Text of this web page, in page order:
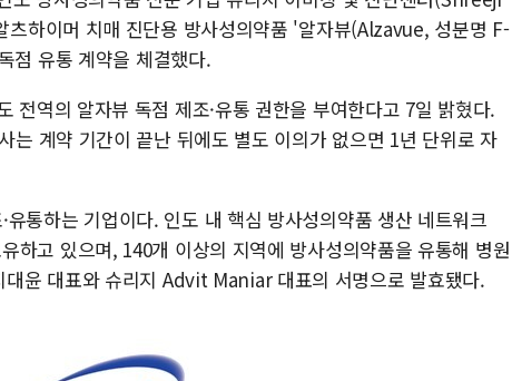
이머 치매 진단용 방사성의약품 '알자뷰(Alzavue, 성분명 F-
점 유통 계약을 체결했다.
전역의 알자뷰 독점 제조·유통 권한을 부여한다고 7일 밝혔다.
는 계약 기간이 끝난 뒤에도 별도 이의가 없으면 1년 단위로 자
통하는 기업이다. 인도 내 핵심 방사성의약품 생산 네트워크
고 있으며, 140개 이상의 지역에 방사성의약품을 유통해 병원
윤 대표와 슈리지 Advit Maniar 대표의 서명으로 발효됐다.